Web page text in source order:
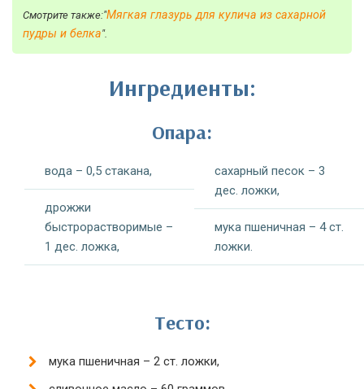
Смотрите также:"Мягкая глазурь для кулича из сахарной
пудры и белка".
Ингредиенты:
Опара:
вода – 0,5 стакана,
дрожжи
быстрорастворимые –
1 дес. ложка,
сахарный песок – 3
дес. ложки,
мука пшеничная – 4 ст.
ложки.
Тесто:
мука пшеничная – 2 ст. ложки,